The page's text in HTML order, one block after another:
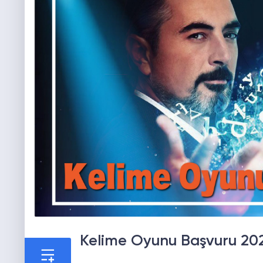
Kelime Oyunu Başvuru